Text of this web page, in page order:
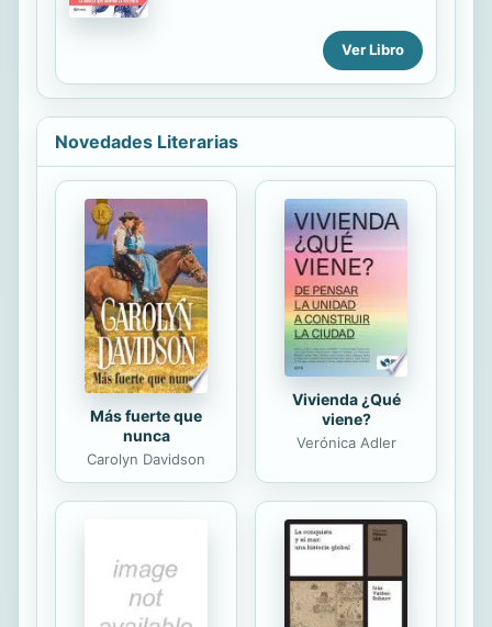
exista una máquina semejante.
donde enfrenta a diario los peligros
de la naturaleza salvaje y de las
belicosas tribus indias.
Inesperadamente, el ataque de una
osa lo deja gravemente herido y
ninguno de sus compañeros confía
en que sobrevivirá. Cuando los dos
hombres encargados de cuidarlo
hasta su muerte lo abandonan, él
luchará por mantenerse con vida
movido por un único deseo: la
venganza. Con impactante valor y
sobrehumana determinación, Glass
recorrerá miles de kilómetros de
una...
Ver Libro
Novedades Literarias
Más fuerte que
nunca
Carolyn Davidson
Vivienda ¿Qué
viene?
Verónica Adler